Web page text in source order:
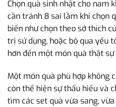
Chọn quà sinh nhật cho nam
cần tránh 8 sai lầm khi chọn
biến như chọn theo sở thích
trị sử dụng, hoặc bỏ qua yếu
hơn đến một món quà thật
Một món quà phù hợp không
còn thể hiện sự thấu hiểu và
tìm các set quà vừa sang,